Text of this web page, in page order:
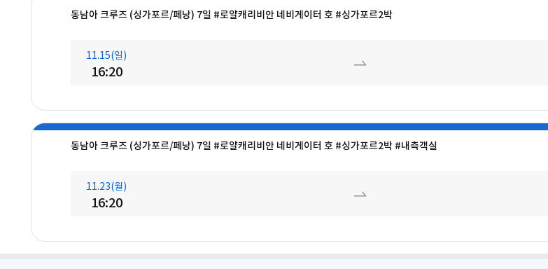
동남아 크루즈 (싱가포르/페낭) 7일 #로얄캐리비안 네비게이터 호 #싱가포르2박
11.15(일)
16:20
동남아 크루즈 (싱가포르/페낭) 7일 #로얄캐리비안 네비게이터 호 #싱가포르2박 #내측객실
11.23(월)
16:20